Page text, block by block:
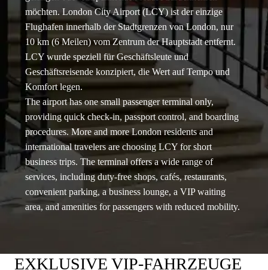
möchten. London City Airport (LCY) ist der einzige
Flughafen innerhalb der Stadtgrenzen von London, nur
10 km (6 Meilen) vom Zentrum der Hauptstadt entfernt.
LCY wurde speziell für Geschäftsleute und
Geschäftsreisende konzipiert, die Wert auf Tempo und
Komfort legen.
The airport has one small passenger terminal only,
providing quick check-in, passport control, and boarding
procedures. More and more London residents and
international travelers are choosing LCY for short
business trips. The terminal offers a wide range of
services, including duty-free shops, cafés, restaurants,
convenient parking, a business lounge, a VIP waiting
area, and amenities for passengers with reduced mobility.
EXKLUSIVE VIP-FAHRZEUGE